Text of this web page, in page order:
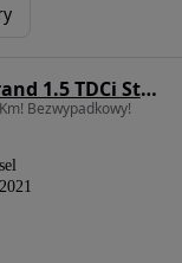
Ford Tourneo Connect Grand 1.5 TDCi Start/Stop Trend
Bezwypadkowy!
2021